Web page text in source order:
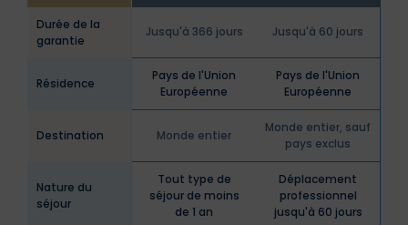
Durée de la
garantie
Jusqu'à 366 jours Jusqu'à 60 jours
Résidence
Pays de l'Union
Européenne
Pays de l'Union
Européenne
Destination Monde entier
Monde entier, sauf
pays exclus
Nature du
séjour
Tout type de
séjour de moins
de 1 an
Déplacement
professionnel
jusqu'à 60 jours